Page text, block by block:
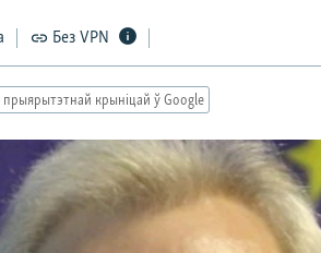
Без VPN
прыярытэтнай крыніцай ў Google